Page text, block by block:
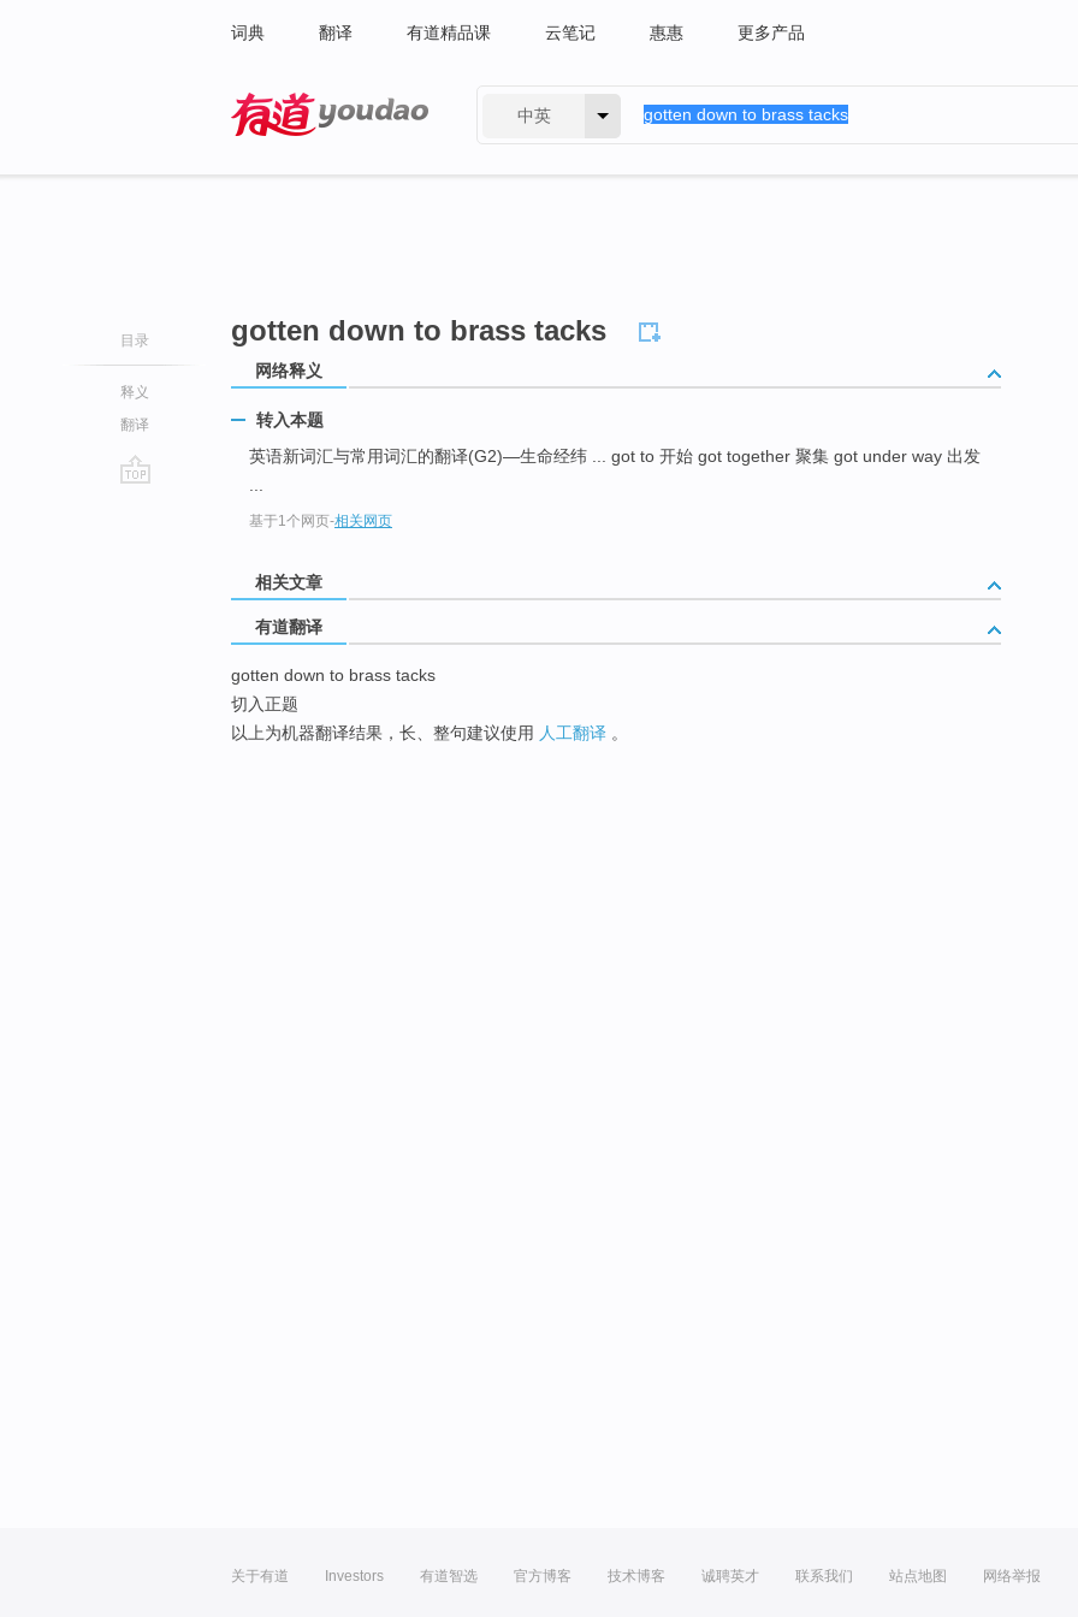
词典 翻译 有道精品课 云笔记 惠惠 更多产品
中英
目录
释义
翻译
gotten down to brass tacks
网络释义
转入本题
英语新词汇与常用词汇的翻译(G2)—生命经纬 ... got to 开始 got together 聚集 got under way 出发
基于1个网页-相关网页
相关文章
有道翻译
gotten down to brass tacks
切入正题
以上为机器翻译结果，长、整句建议使用 人工翻译 。
关于有道 Investors 有道智选 官方博客 技术博客 诚聘英才 联系我们 站点地图 网络举报